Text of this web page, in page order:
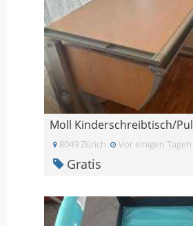
Moll Kinderschreibtisch/
8049 Zürich Vor einigen Tagen
Gratis